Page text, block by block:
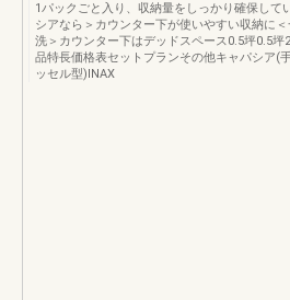
1パックごと入り、収納量をしっかり確保して
シアなら＞カウンター下が使いやすい収納に
洗＞カウンター下はデッドスペース0.5坪0.5坪
品特長価格表セットプランその他キャパシア(
ッセル型)INAX